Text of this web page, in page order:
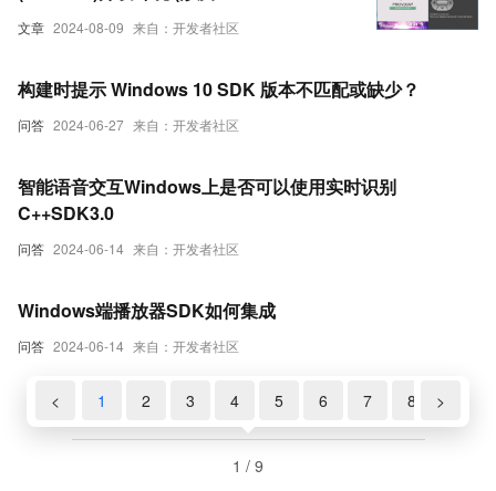
文章 2024-08-09 来自：开发者社区
置)
问答 2024-06-27 来自：开发者社区
构建时提示 Windows 10 SDK 版本不匹配或缺少？
问答 2024-06-14 来自：开发者社区
智能语音交互Windows上是否可以使用实时识别
C++SDK3.0
问答 2024-06-14 来自：开发者社区
Windows端播放器SDK如何集成
< 1 2 3 4 5 6 7 8 >
1 / 9